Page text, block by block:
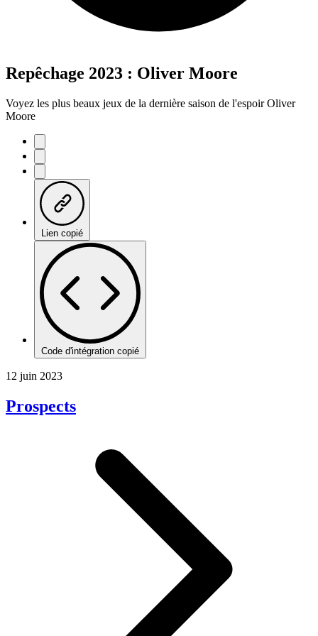
Repêchage 2023 : Oliver Moore
Voyez les plus beaux jeux de la dernière saison de l'espoir Oliver
Moore
Lien copié
Code d'intégration copié
12 juin 2023
Prospects